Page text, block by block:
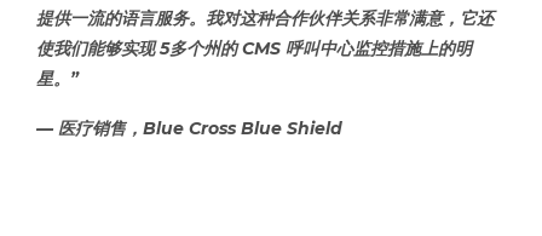
提供一流的语言服务。我对这种合作伙伴关系非常满意，它还
使我们能够实现 5多个州的 CMS 呼叫中心监控措施上的明
星。”
— 医疗销售，Blue Cross Blue Shield